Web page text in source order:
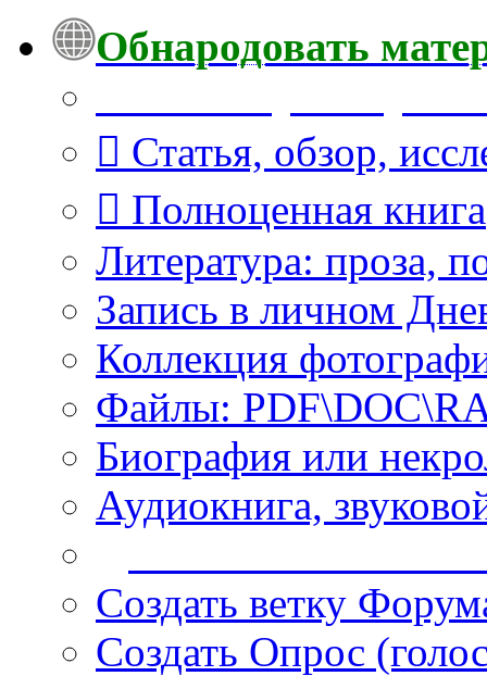
Обнародовать
Статья, обзор,
Полноценная книга
Литература: проза,
Запись в личном
Коллекция
Файлы:
Биография или
Аудиокнига,
Создать ветку
Создать Опрос